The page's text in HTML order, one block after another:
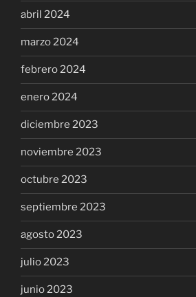
abril 2024
marzo 2024
febrero 2024
enero 2024
diciembre 2023
noviembre 2023
octubre 2023
septiembre 2023
agosto 2023
julio 2023
junio 2023